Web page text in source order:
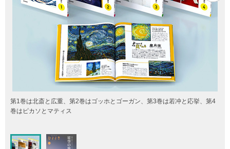
第1巻は北斎と広重、第2巻はゴッホとゴーガン、第3巻は若冲と応挙、第4
巻はピカソとマティス